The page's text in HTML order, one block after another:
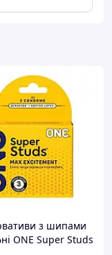
з шипами
ONE Super Studs